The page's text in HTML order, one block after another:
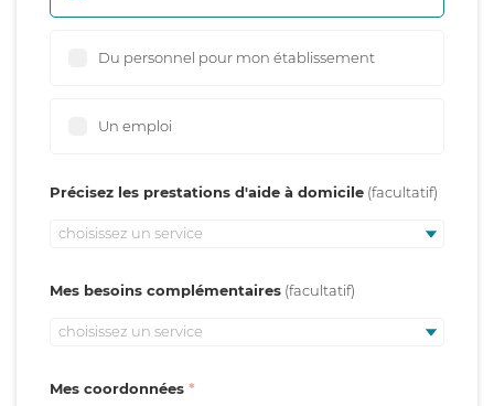
Du personnel pour mon établissement
Un emploi
Précisez les prestations d'aide à domicile
choisissez un service
Mes besoins complémentaires
choisissez un service
Mes coordonnées